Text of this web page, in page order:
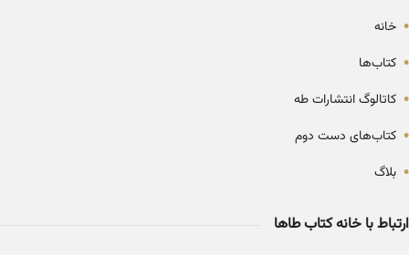
• خانه
• کتاب‌ها
• کاتالوگ انتشارات طه
• کتاب‌های دست دوم
• بلاگ
ارتباط با خانه کتاب طاها